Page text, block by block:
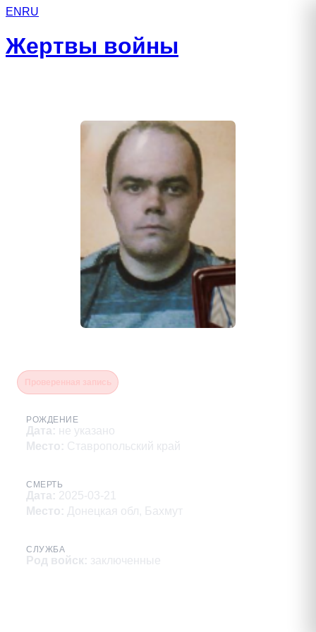
EN RU
Жертвы войны
РОЖДЕНИЕ
Дата: не указано
Место: Ставропольский край
СМЕРТЬ
Дата: 2025-03-21
Место: Донецкая обл, Бахмут
СЛУЖБА
Род войск: заключенные